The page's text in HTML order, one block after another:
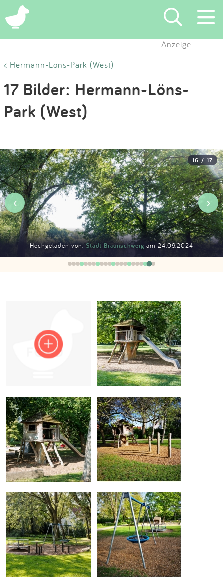
×
Suchen
Eintragen
Blog
Partner
Kontakt
Impressum
Anmelden
Anzeige
< Hermann-Löns-Park (West)
17 Bilder: Hermann-Löns-
Park (West)
Hochgeladen von:Stadt Braunschweig am 24.09.2024
16 / 17
‹ ›